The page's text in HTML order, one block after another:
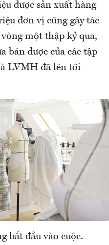
được sản xuất hàng
đơn vị cũng gây tác
một thập kỷ qua,
bán được của các tập
LVMH đã lên tới
bắt đầu vào cuộc.